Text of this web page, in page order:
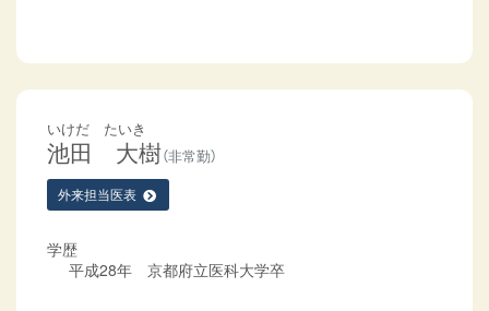
いけだ たいき
池田 大樹（非常勤）
外来担当医表
学歴
平成28年 京都府立医科大学卒